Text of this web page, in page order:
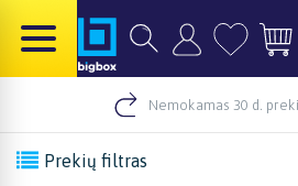
Nemokamas 30 d.
Prekių filtras